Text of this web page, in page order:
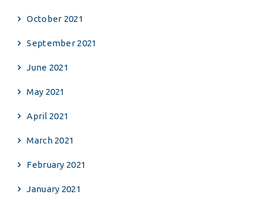
October 2021
September 2021
June 2021
May 2021
April 2021
March 2021
February 2021
January 2021